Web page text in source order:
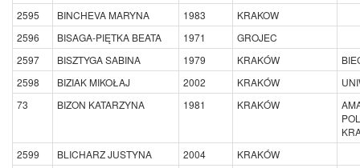
2595
BINCHEVA MARYNA 1983
KRAKOW
2596
BISAGA-PIĘTKA BEATA 1971
GROJEC
2597
BISZTYGA SABINA 1979 KRAKÓW
2598
BIZIAK MIKOŁAJ 2002 KRAKÓW
73
BIZON KATARZYNA 1981 KRAKÓW
2599
BLICHARZ JUSTYNA 2004
KRAKÓW